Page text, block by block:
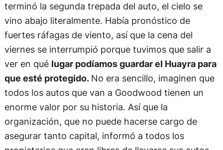
terminó la segunda trepada del auto, el cielo se
vino abajo literalmente. Había pronóstico de
fuertes ráfagas de viento, así que la cena del
viernes se interrumpió porque tuvimos que salir a
ver en qué lugar podíamos guardar el Huayra para
que esté protegido. No era sencillo, imaginen que
todos los autos que van a Goodwood tienen un
enorme valor por su historia. Así que la
organización, que no puede hacerse cargo de
asegurar tanto capital, informó a todos los